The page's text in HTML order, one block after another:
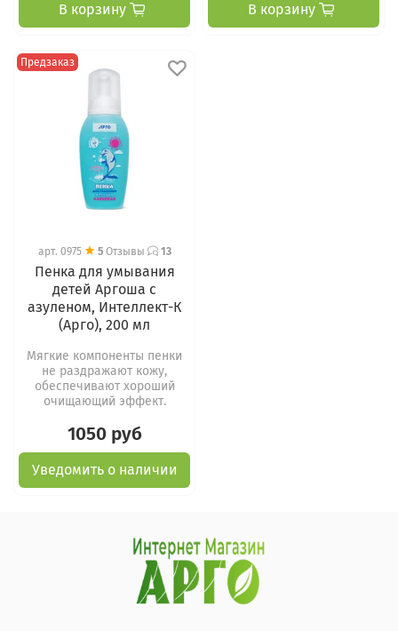
В корзину В корзину
Предзаказ
арт. 0975 5Отзывы 13
Пенка для умывания
детей Аргоша с
азуленом, Интеллект-К
(Арго), 200 мл
Мягкие компоненты пенки
не раздражают кожу,
обеспечивают хороший
очищающий эффект.
1050 руб
Уведомить о наличии